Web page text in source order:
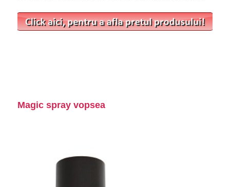
Magic spray vopsea